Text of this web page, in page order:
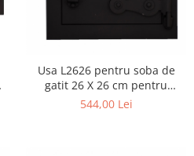
Usa L2626 pentru soba de
gatit 26 X 26 cm pentru
alimentarea focarului
544,00 Lei